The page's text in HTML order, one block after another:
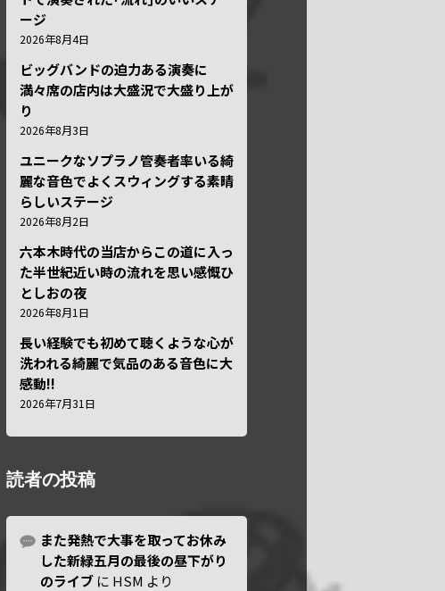
ージ
2026年8月4日
ビッグバンドの迫力ある演奏に
満々席の店内は大盛況で大盛り上が
り
2026年8月3日
ユニークなソプラノ管奏者率いる綺
麗な音色でよくスウィングする素晴
らしいステージ
2026年8月2日
六本木時代の当店からこの道に入っ
た半世紀近い時の流れを思い感慨ひ
としおの夜
2026年8月1日
長い経験でも初めて聴くような心が
洗われる綺麗で気品のある音色に大
感動!!
2026年7月31日
読者の投稿
また発熱で大事を取ってお休み
した新緑五月の最後の昼下がり
のライブ に HSM より